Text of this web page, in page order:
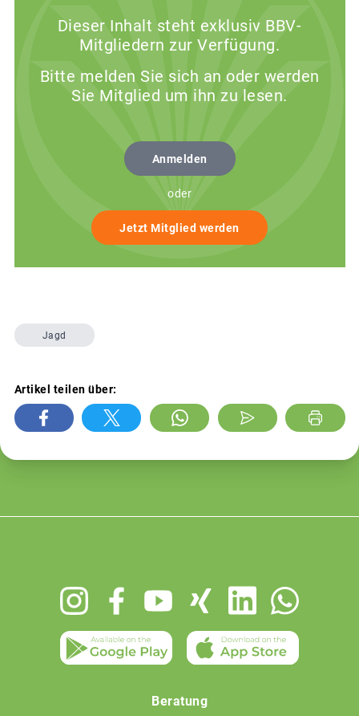
Dieser Inhalt steht exklusiv BBV-
Mitgliedern zur Verfügung.
Bitte melden Sie sich an oder werden
Sie Mitglied um ihn zu lesen.
Anmelden
oder
Jetzt Mitglied werden
Jagd
Artikel teilen über:
Beratung